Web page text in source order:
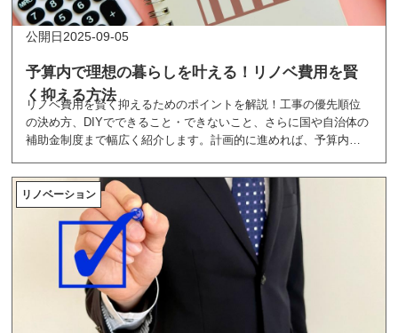
予算内で理想の暮らしを叶える！リノベ費用を賢
く抑える方法
2025-09-05
リノベ費用を賢く抑えるためのポイントを解説！工事の優先順位
の決め方、DIYでできること・できないこと、さらに国や自治体の
補助金制度まで幅広く紹介します。計画的に進めれば、予算内で
リノベーション